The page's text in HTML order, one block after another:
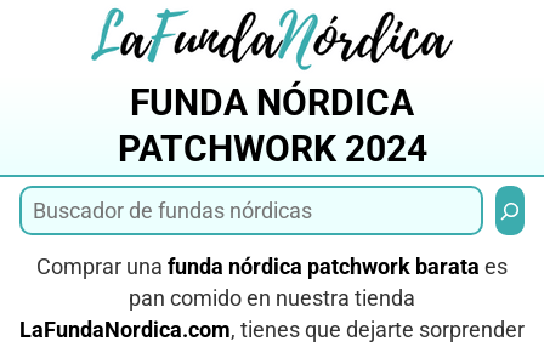
FUNDA NÓRDICA
PATCHWORK 2024
Comprar una funda nórdica patchwork barata es
pan comido en nuestra tienda
LaFundaNordica.com, tienes que dejarte sorprender